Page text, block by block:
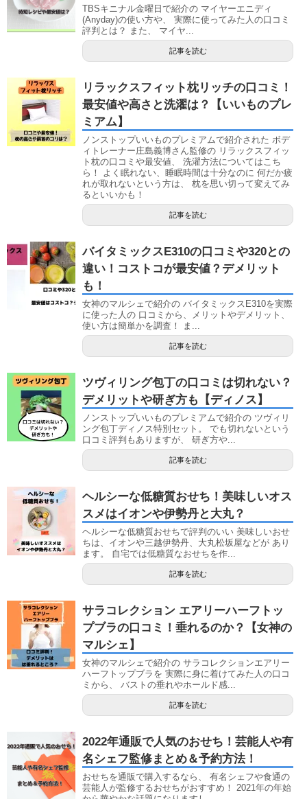
TBSキニナル金曜日で紹介の マイヤーエニディ
(Anyday)の使い方や、 実際に使ってみた人の口コミ
評判とは？ また、 マイヤ...
記事を読む
リラックスフィット枕リッチの口コミ！
最安値や高さと洗濯は？【いいものプレ
ミアム】
ノンストップいいものプレミアムで紹介された ボデ
ィトレーナー庄島義博さん監修の リラックスフィッ
ト枕の口コミや最安値、 洗濯方法についてはこち
ら！ よく眠れない、睡眠時間は十分なのに 何だか疲
れが取れないという方は、 枕を思い切って変えてみ
るといいかも！
記事を読む
バイタミックスE310の口コミや320との
違い！コストコが最安値？デメリット
も！
女神のマルシェで紹介の バイタミックスE310を実際
に使った人の 口コミから、メリットやデメリット、
使い方は簡単かを調査！ ま...
記事を読む
ツヴィリング包丁の口コミは切れない？
デメリットや研ぎ方も【ディノス】
ノンストップいいものプレミアムで紹介の ツヴィリ
ング包丁ディノス特別セット。 でも切れないという
口コミ評判もありますが、 研ぎ方や...
記事を読む
ヘルシーな低糖質おせち！美味しいオス
スメはイオンや伊勢丹と大丸？
ヘルシーな低糖質おせちで評判のいい 美味しいおせ
ちは、イオンや三越伊勢丹、大丸松坂屋などが あり
ます。 自宅では低糖質なおせちを作...
記事を読む
サラコレクション エアリーハーフトッ
プブラの口コミ！垂れるのか？【女神の
マルシェ】
女神のマルシェで紹介の サラコレクションエアリー
ハーフトップブラを 実際に身に着けてみた人の口コ
ミから、 バストの垂れやホールド感...
記事を読む
2022年通販で人気のおせち！芸能人や有
名シェフ監修まとめ＆予約方法！
おせちを通販で購入するなら、 有名シェフや食通の
芸能人が監修するおせちがおすすめ！ 2021年の年始